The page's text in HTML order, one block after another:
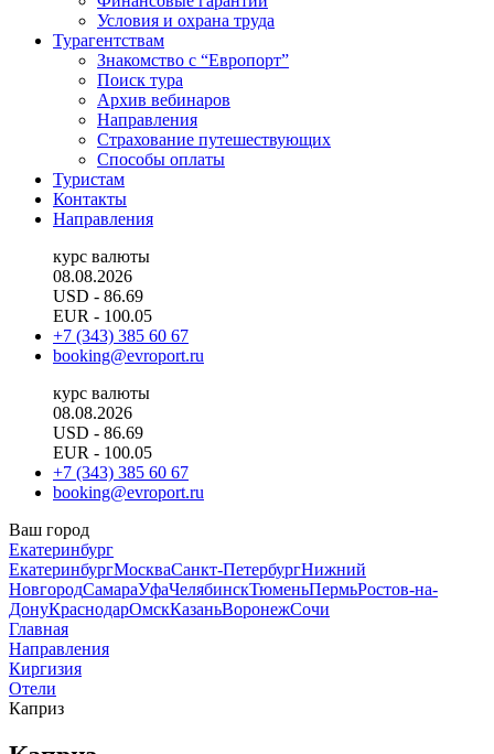
Условия и охрана труда
Турагентствам
Знакомство с “Европорт”
Поиск тура
Архив вебинаров
Направления
Страхование путешествующих
Способы оплаты
Туристам
Контакты
Направления
курс валюты
08.08.2026
USD - 86.69
EUR - 100.05
+7 (343) 385 60 67
booking@evroport.ru
курс валюты
08.08.2026
USD - 86.69
EUR - 100.05
+7 (343) 385 60 67
booking@evroport.ru
Ваш город
Екатеринбург
ЕкатеринбургМоскваСанкт-ПетербургНижний
НовгородСамараУфаЧелябинскТюменьПермьРостов-на-
ДонуКраснодарОмскКазаньВоронежСочи
Главная
Направления
Киргизия
Отели
Каприз